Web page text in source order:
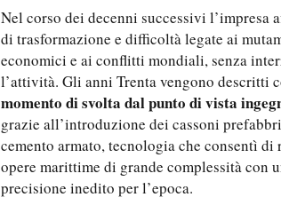
Nel corso dei decenni successivi l’impresa
di trasformazione e difficoltà legate ai
economici e ai conflitti mondiali, senza
l’attività. Gli anni Trenta vengono descritti
momento di svolta dal punto di vista
grazie all’introduzione dei cassoni
cemento armato, tecnologia che consentì di
opere marittime di grande complessità con
precisione inedito per l’epoca.